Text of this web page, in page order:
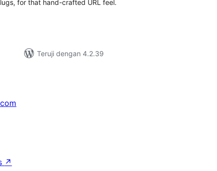
for that hand-crafted URL feel.
Teruji dengan 4.2.39
↗